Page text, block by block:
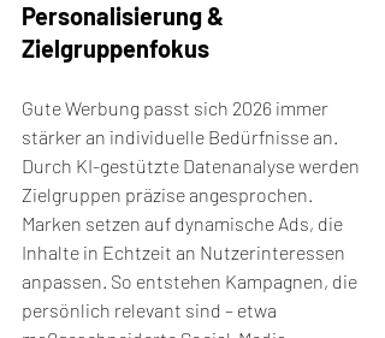
Personalisierung &
Zielgruppenfokus
Gute Werbung passt sich 2026 immer
stärker an individuelle Bedürfnisse an.
Durch KI-gestützte Datenanalyse werden
Zielgruppen präzise angesprochen.
Marken setzen auf dynamische Ads, die
Inhalte in Echtzeit an Nutzerinteressen
anpassen. So entstehen Kampagnen, die
persönlich relevant sind – etwa